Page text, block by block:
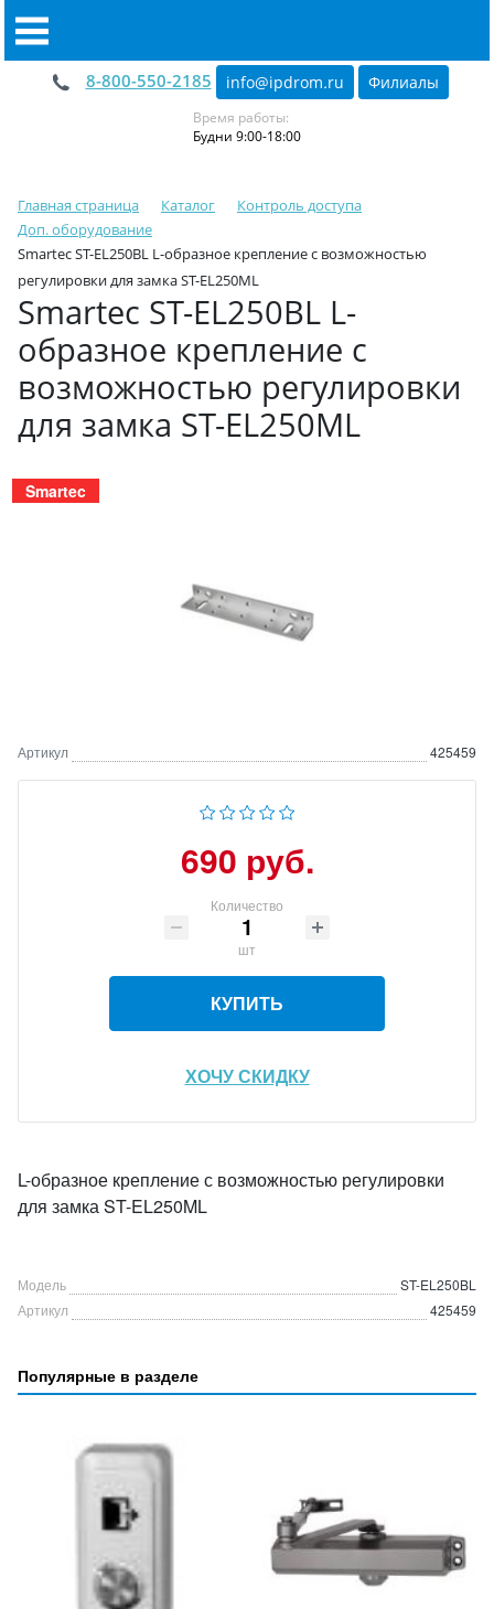
8-800-550-2185 info@ipdrom.ru Филиалы
Время работы:
Будни 9:00-18:00
Главная страница Каталог
Контроль доступа
Доп. оборудование
Smartec ST-EL250BL L-образное крепление с возможностью
регулировки для замка ST-EL250ML
Smartec ST-EL250BL L-
образное крепление с
возможностью регулировки
для замка ST-EL250ML
Smartec
Артикул 425459
690 руб.
Количество
шт
КУПИТЬ
ХОЧУ СКИДКУ
L-образное крепление с возможностью регулировки
для замка ST-EL250ML
Модель
ST-EL250BL
Артикул
425459
Популярные в разделе